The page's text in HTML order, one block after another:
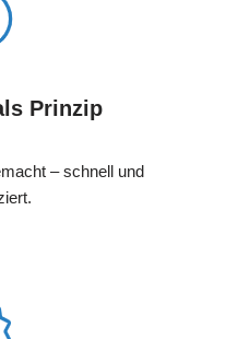
Prinzip
– schnell und